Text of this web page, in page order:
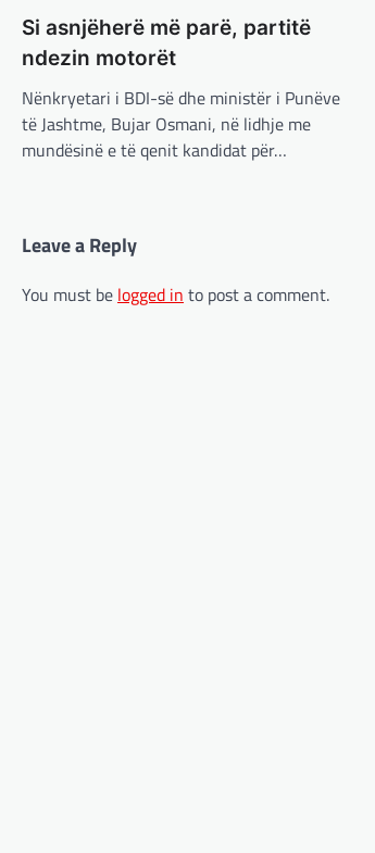
Si asnjëherë më parë, partitë
ndezin motorët
Nënkryetari i BDI-së dhe ministër i Punëve
të Jashtme, Bujar Osmani, në lidhje me
mundësinë e të qenit kandidat për…
Leave a Reply
You must be logged in to post a comment.